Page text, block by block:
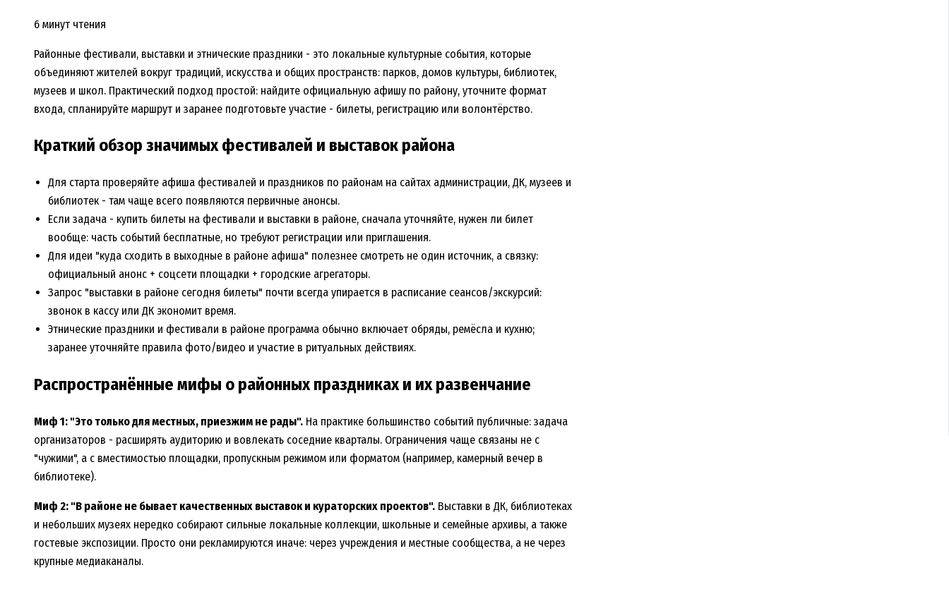
6 минут чтения
Районные фестивали, выставки и этнические праздники - это локальные культурные события, которые
объединяют жителей вокруг традиций, искусства и общих пространств: парков, домов культуры, библиотек,
музеев и школ. Практический подход простой: найдите официальную афишу по району, уточните формат
входа, спланируйте маршрут и заранее подготовьте участие - билеты, регистрацию или волонтёрство.
Краткий обзор значимых фестивалей и выставок района
Для старта проверяйте афиша фестивалей и праздников по районам на сайтах администрации, ДК, музеев и
библиотек - там чаще всего появляются первичные анонсы.
Если задача - купить билеты на фестивали и выставки в районе, сначала уточняйте, нужен ли билет
вообще: часть событий бесплатные, но требуют регистрации или приглашения.
Для идеи "куда сходить в выходные в районе афиша" полезнее смотреть не один источник, а связку:
официальный анонс + соцсети площадки + городские агрегаторы.
Запрос "выставки в районе сегодня билеты" почти всегда упирается в расписание сеансов/экскурсий:
звонок в кассу или ДК экономит время.
Этнические праздники и фестивали в районе программа обычно включает обряды, ремёсла и кухню;
заранее уточняйте правила фото/видео и участие в ритуальных действиях.
Распространённые мифы о районных праздниках и их развенчание
Миф 1: "Это только для местных, приезжим не рады". На практике большинство событий публичные: задача
организаторов - расширять аудиторию и вовлекать соседние кварталы. Ограничения чаще связаны не с
"чужими", а с вместимостью площадки, пропускным режимом или форматом (например, камерный вечер в
библиотеке).
Миф 2: "В районе не бывает качественных выставок и кураторских проектов". Выставки в ДК, библиотеках
и небольших музеях нередко собирают сильные локальные коллекции, школьные и семейные архивы, а также
гостевые экспозиции. Просто они рекламируются иначе: через учреждения и местные сообщества, а не через
крупные медиаканалы.